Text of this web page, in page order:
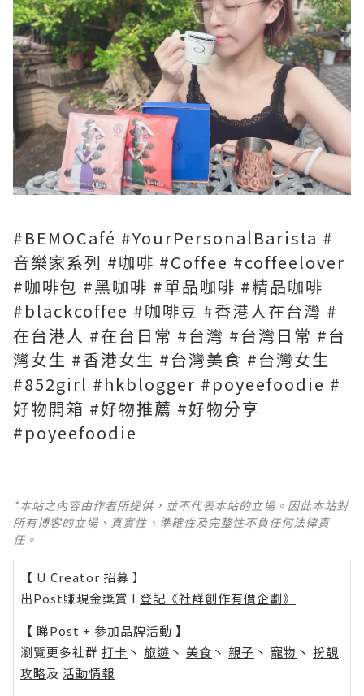
#BEMOCafé #YourPersonalBarista #
音樂家系列 #咖啡 #Coffee #coffeelover
#咖啡包 #黑咖啡 #單品咖啡 #精品咖啡
#blackcoffee #咖啡豆 #香港人在台灣 #
在台港人 #在台日常 #台灣 #台灣日常 #台
灣女生 #香港女生 #台灣美食 #台灣女生
#852girl #hkblogger #poyeefoodie #
好物開箱 #好物推薦 #好物分享
#poyeefoodie
*本站之內容由作者所提供，並不代表本站的立場。因此本站對
所有博客的立場、真實性、準確性及完整性不負任何法律責
任。
【 U Creator 招募 】
出Post賺現金獎賞 l 登記《社群創作有價企劃》
【 睇Post + 參加品牌活動 】
瀏覽更多社群 打卡 丶 旅遊 丶 美食 丶 親子 丶 寵物 丶 扮靚
攻略及 活動情報